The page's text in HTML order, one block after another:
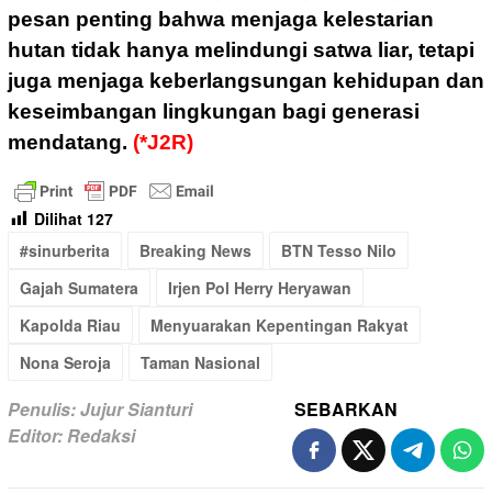
pesan penting bahwa menjaga kelestarian
hutan tidak hanya melindungi satwa liar, tetapi
juga menjaga keberlangsungan kehidupan dan
keseimbangan lingkungan bagi generasi
mendatang. (*J2R)
Dilihat 127
#sinurberita
Breaking News
BTN Tesso Nilo
Gajah Sumatera
Irjen Pol Herry Heryawan
Kapolda Riau
Menyuarakan Kepentingan Rakyat
Nona Seroja
Taman Nasional
Penulis: Jujur Sianturi
Editor: Redaksi
SEBARKAN